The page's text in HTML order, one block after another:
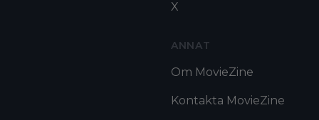
X
ANNAT
Om MovieZine
Kontakta MovieZine